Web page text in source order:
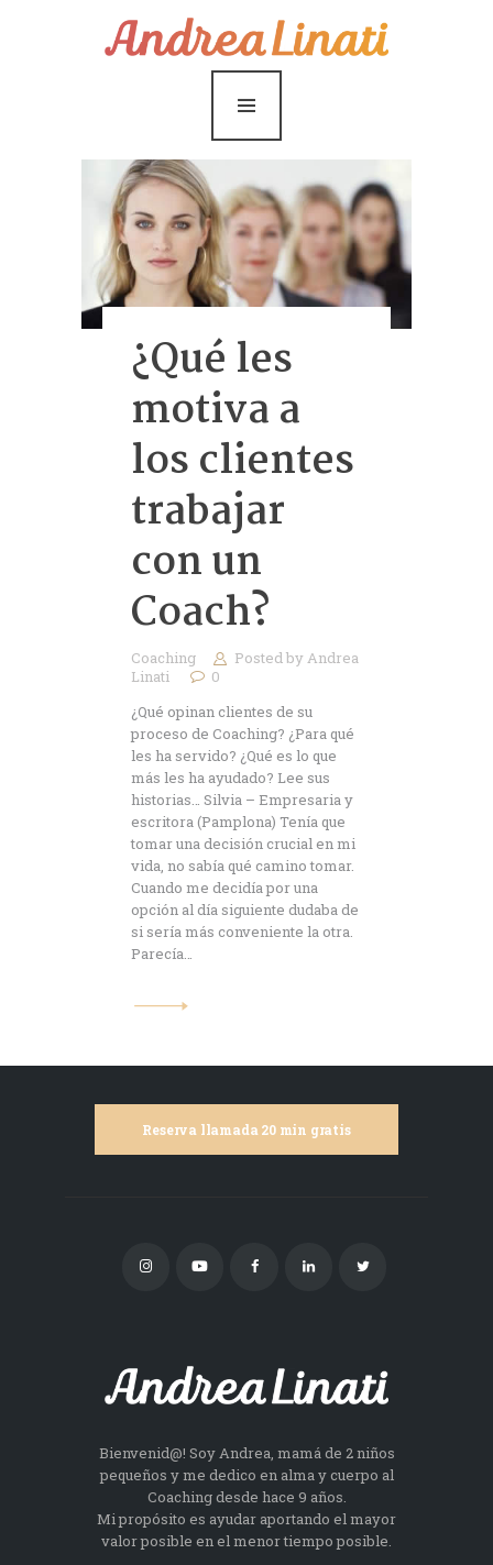
¿Cómo funciona?
Servicios
Coaching Gratis
Conóceme
Contáctame
Blog
¿Qué les
motiva a
los clientes
trabajar
con un
Coach?
Coaching Posted byAndrea
Linati
0
¿Qué opinan clientes de su
proceso de Coaching? ¿Para qué
les ha servido? ¿Qué es lo que
más les ha ayudado? Lee sus
historias… Silvia – Empresaria y
escritora (Pamplona) Tenía que
tomar una decisión crucial en mi
vida, no sabía qué camino tomar.
Cuando me decidía por una
opción al día siguiente dudaba de
si sería más conveniente la otra.
Parecía…
Reserva llamada 20 min gratis
Bienvenid@! Soy Andrea, mamá de 2 niños
pequeños y me dedico en alma y cuerpo al
Coaching desde hace 9 años.
Mi propósito es ayudar aportando el mayor
valor posible en el menor tiempo posible.